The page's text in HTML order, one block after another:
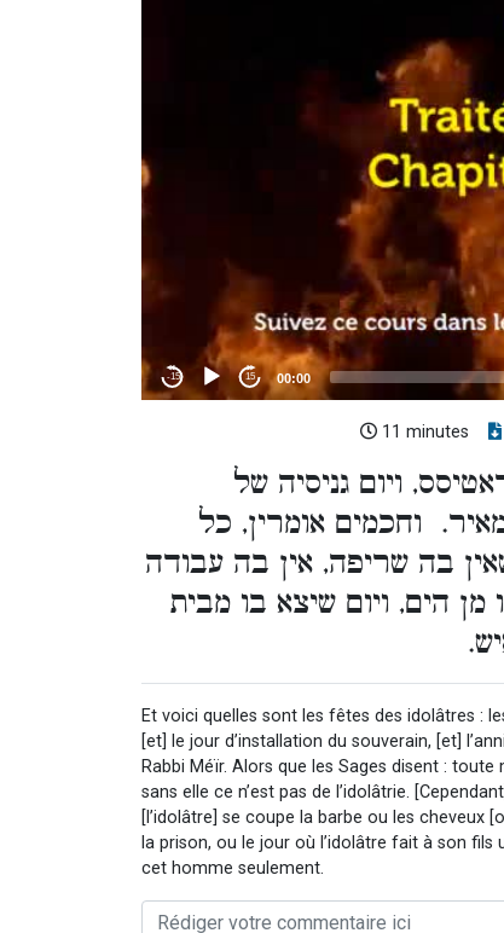
11 minutes
ויום גניסיה של
וחכמים אומרין, כל
בה שריפה, אין בה עבודה
מן הים, ויום שיצא בו מבית
Et voici quelles sont les fêtes des idolâtres :
[et] le jour d’installation du souverain, [et]
Rabbi Méïr. Alors que les Sages disent :
sans elle ce n’est pas de l’idolâtrie.
[l’idolâtre] se coupe la barbe ou les cheveux
la prison, ou le jour où l’idolâtre fait à son fils
cet homme seulement.